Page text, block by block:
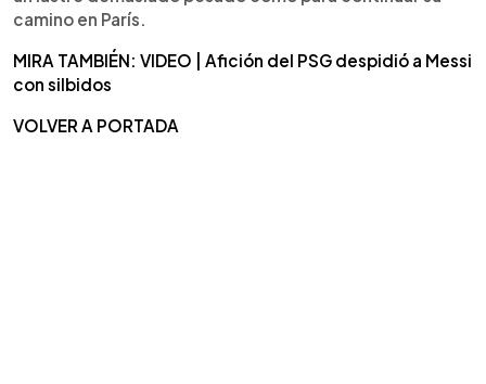
camino en París.
MIRA TAMBIÉN: VIDEO | Afición del PSG despidió a Messi
con silbidos
VOLVER A PORTADA